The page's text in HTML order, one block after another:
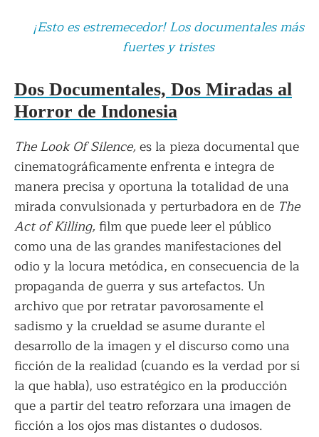
¡Esto es estremecedor! Los documentales más
fuertes y tristes
Dos Documentales, Dos Miradas al
Horror de Indonesia
The Look Of Silence, es la pieza documental que
cinematográficamente enfrenta e integra de
manera precisa y oportuna la totalidad de una
mirada convulsionada y perturbadora en de The
Act of Killing, film que puede leer el público
como una de las grandes manifestaciones del
odio y la locura metódica, en consecuencia de la
propaganda de guerra y sus artefactos. Un
archivo que por retratar pavorosamente el
sadismo y la crueldad se asume durante el
desarrollo de la imagen y el discurso como una
ficción de la realidad (cuando es la verdad por sí
la que habla), uso estratégico en la producción
que a partir del teatro reforzara una imagen de
ficción a los ojos mas distantes o dudosos.